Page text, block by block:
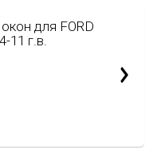
для FORD
11 г.в.